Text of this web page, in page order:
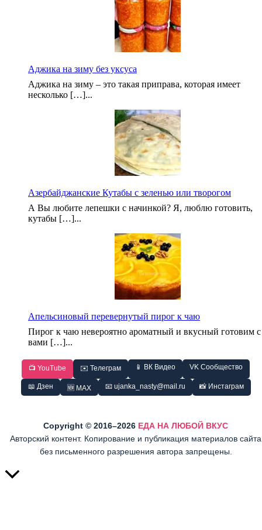
Аджика на зиму без уксуса
Аджика на зиму – это такая приправа, которая имеет
несколько […]...
Азербайджанские Кутабы с зеленью или творогом
А Вы любите лепешки с начинкой? Я, люблю готовить,
кутабы […]...
Апельсиновый перевернутый пирог к чаю
Пирог к чаю невероятно ароматный и вкусный готовим с
вами […]...
📺 YouTube ✉️ Телеграм 📱 ВК Видео VK Сообщество
📖 Дзен 🆕 MAX 📧 ujanka_nasty@mail.ru 📸 Инстаграм
Copyright © 2016–2026 ЕДА НА ЛЮБОЙ ВКУС
Авторский контент. Копирование и публикация материалов сайта
без письменного разрешения автора запрещены.